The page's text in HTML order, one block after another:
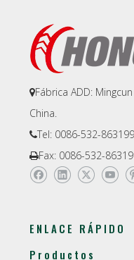
Fábrica ADD:
China.
Tel: 0086-532-
Fax: 0086-532-
ENLACE RÁPIDO
Productos